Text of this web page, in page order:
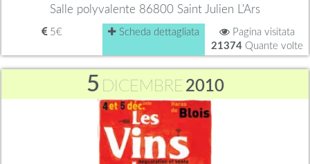
Salle polyvalente 86800 Saint Julien L'Ars
5€ Scheda dettagliata
Pagina visitata
21374Quante volte
5 DICEMBRE 2010